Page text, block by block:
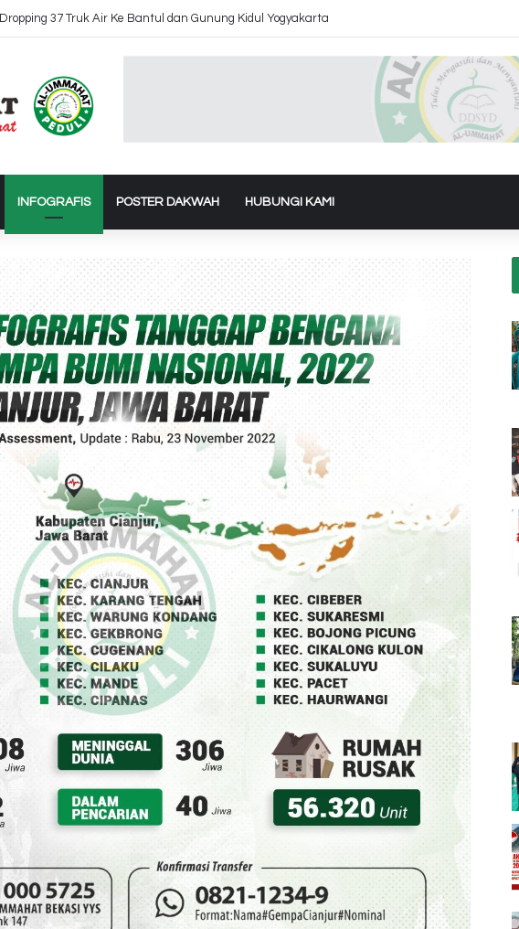
WAKAF AIR & OPERASIONAL PIPANISASI BERKAH KEMERDEKAAN UNTUK CIAMIS – JAWA BARA
INFOGRAFIS POSTER DAKWAH HUBUNGI KAMI